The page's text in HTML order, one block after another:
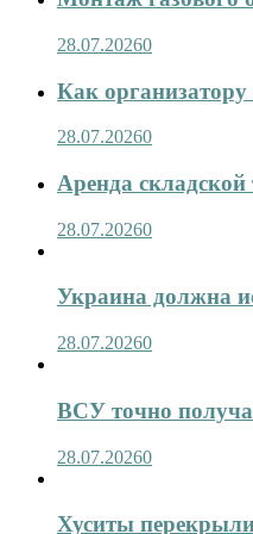
28.07.20260
Как
28.07.20260
Аренда
28.07.20260
Украина должна
28.07.20260
ВСУ точно
28.07.20260
Хуситы